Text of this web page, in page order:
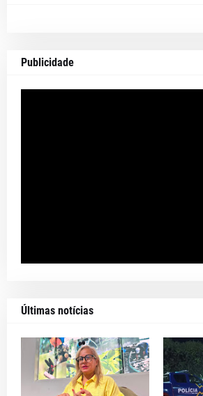
Publicidade
Últimas notícias